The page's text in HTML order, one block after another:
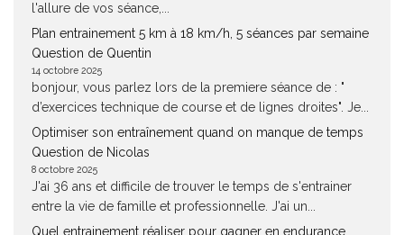
l'allure de vos séance,...
Plan entrainement 5 km à 18 km/h, 5 séances par semaine
Question de Quentin
14 octobre 2025
bonjour, vous parlez lors de la premiere séance de : "
d’exercices technique de course et de lignes droites". Je...
Optimiser son entraînement quand on manque de temps
Question de Nicolas
8 octobre 2025
J'ai 36 ans et difficile de trouver le temps de s'entrainer
entre la vie de famille et professionnelle. J'ai un...
Quel entrainement réaliser pour gagner en endurance